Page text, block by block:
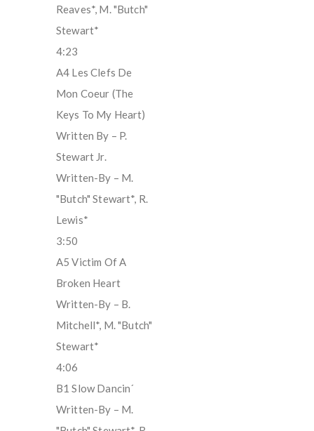
Reaves*, M. "Butch"
Stewart*
4:23
A4 Les Clefs De
Mon Coeur (The
Keys To My Heart)
Written By – P.
Stewart Jr.
Written-By – M.
"Butch" Stewart*, R.
Lewis*
3:50
A5 Victim Of A
Broken Heart
Written-By – B.
Mitchell*, M. "Butch"
Stewart*
4:06
B1 Slow Dancin´
Written-By – M.